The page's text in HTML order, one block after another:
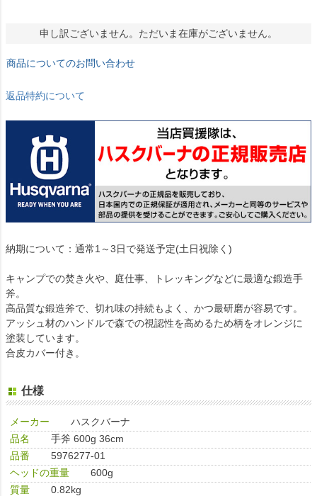
申し訳ございません。ただいま在庫がございません。
商品についてのお問い合わせ
返品特約について
納期について：通常1～3日で発送予定(土日祝除く)
キャンプでの焚き火や、庭仕事、トレッキングなどに最適な鍛造手
斧。
高品質な鍛造斧で、切れ味の持続もよく、かつ最研磨が容易です。
アッシュ材のハンドルで森での視認性を高めるため柄をオレンジに
塗装しています。
合皮カバー付き。
仕様
メーカー
ハスクバーナ
品名
手斧 600g 36cm
品番
5976277-01
ヘッドの重量
600g
質量
0.82kg